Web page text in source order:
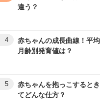
違う？
4
赤ちゃんの成長曲線！平
月齢別発育値は？
5
赤ちゃんを抱っこすると
てどんな仕方？